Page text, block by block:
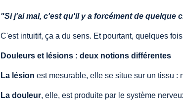
"Si j'ai mal, c'est qu'il y a forcément de quelque
C'est intuitif, ça a du sens. Et pourtant, quelques
Douleurs et lésions : deux notions différentes
La lésion est mesurable, elle se situe sur un tissu :
La douleur, elle, est produite par le système